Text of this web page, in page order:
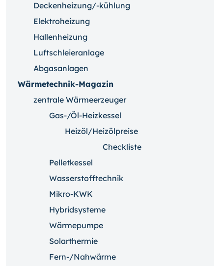
Deckenheizung/-kühlung
Elektroheizung
Hallenheizung
Luftschleieranlage
Abgasanlagen
Wärmetechnik-Magazin
zentrale Wärmeerzeuger
Gas-/Öl-Heizkessel
Heizöl/Heizölpreise
Checkliste
Pelletkessel
Wasserstofftechnik
Mikro-KWK
Hybridsysteme
Wärmepumpe
Solarthermie
Fern-/Nahwärme